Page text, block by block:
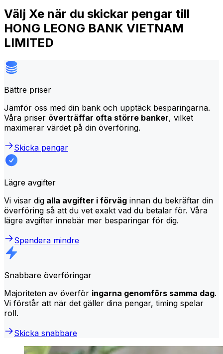
Välj Xe när du skickar pengar till
HONG LEONG BANK VIETNAM
LIMITED
Bättre priser
Jämför oss med din bank och upptäck besparingarna.
Våra priser överträffar ofta större banker, vilket
maximerar värdet på din överföring.
Skicka pengar
Lägre avgifter
Vi visar dig alla avgifter i förväg innan du bekräftar din
överföring så att du vet exakt vad du betalar för. Våra
lägre avgifter innebär mer besparingar för dig.
Spendera mindre
Snabbare överföringar
Majoriteten av överför ingarna genomförs samma dag.
Vi förstår att när det gäller dina pengar, timing spelar
roll.
Skicka snabbare